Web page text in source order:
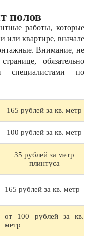
полов
работы, которые
или квартире, вначале
Внимание, не
обязательно
специалистами по
165 рублей за кв. метр
100 рублей за кв. метр
35 рублей за метр
плинтуса
165 рублей за кв. метр
от 100 рублей за кв.
метр